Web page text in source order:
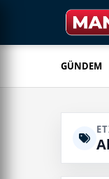
GÜNDEM